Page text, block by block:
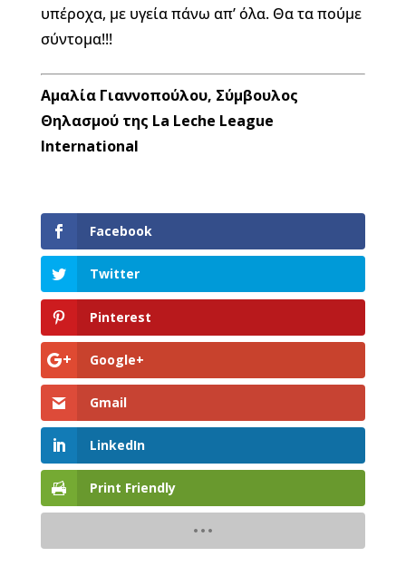
υπέροχα, με υγεία πάνω απ’ όλα. Θα τα πούμε
σύντομα!!!
Αμαλία Γιαννοπούλου, Σύμβουλος
Θηλασμού της La Leche League
International
Facebook
Twitter
Pinterest
Google+
Gmail
LinkedIn
Print Friendly